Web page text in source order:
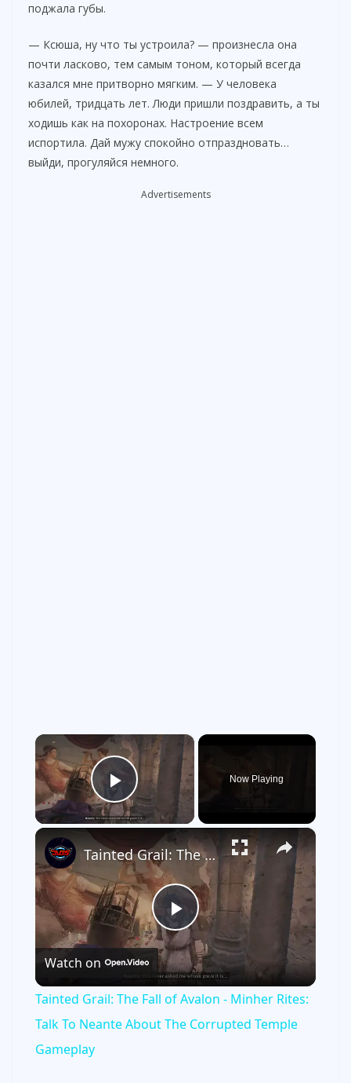
поджала губы.
— Ксюша, ну что ты устроила? — произнесла она
почти ласково, тем самым тоном, который всегда
казался мне притворно мягким. — У человека
юбилей, тридцать лет. Люди пришли поздравить, а ты
ходишь как на похоронах. Настроение всем
испортила. Дай мужу спокойно отпраздновать…
выйди, прогуляйся немного.
Advertisements
×
Play Video
Now Playing
×
P
l
a
Tainted Grail: The Fall of Avalon - Minher Rites: Talk To Neante About The Corrupted Temple Gameplay
Watch on
Tainted Grail: The Fall of Avalon - Minher Rites:
Talk To Neante About The Corrupted Temple
Gameplay